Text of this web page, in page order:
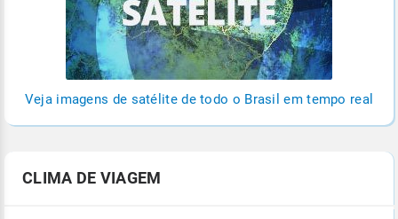
Veja imagens de satélite de todo o Brasil em tempo real
CLIMA DE VIAGEM